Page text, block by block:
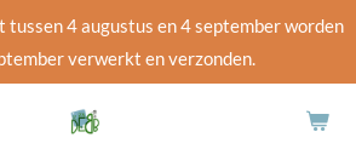
4 augustus en 4 september worden
verwerkt en verzonden.